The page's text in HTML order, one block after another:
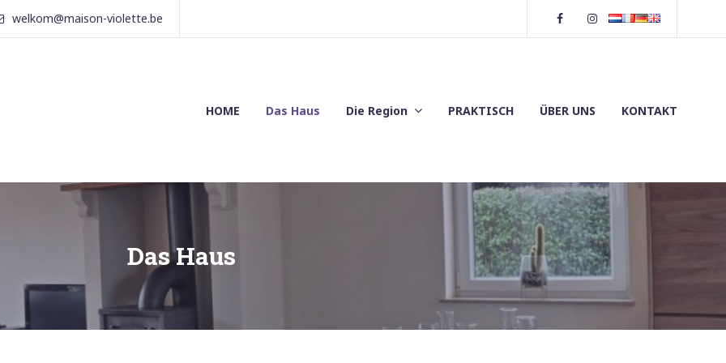
welkom@maison-violette.be FacebookInstagram
HOME Das Haus Die Region PRAKTISCH ÜBER UNS KONTAKT
Das Haus